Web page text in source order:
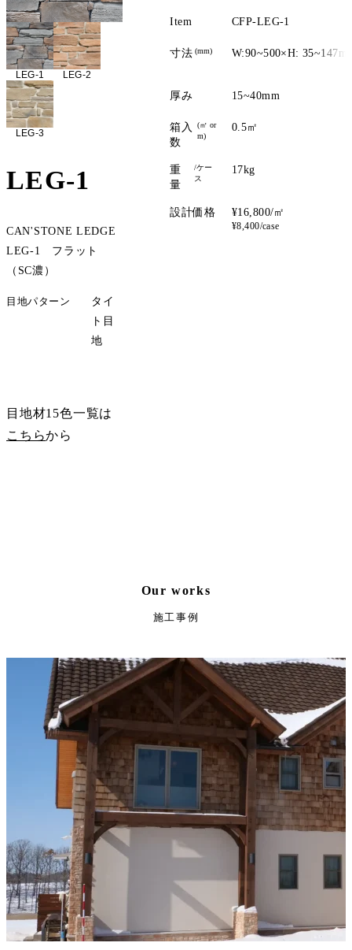
LEG-1 LEG-2
LEG-3
LEG-1
CAN'STONE LEDGE
LEG-1 フラット
（SC濃）
目地パターン
タイ
ト目
地
目地材15色一覧は
こちらから
Item
寸法 (mm)
厚み
箱入
数
(㎡ or
m)
重
量
/ケー
ス
設計価格
CFP-LEG-1
W:90~500×H:
15~40mm
0.5㎡
17kg
¥16,800/㎡
¥8,400/case
Our works
施工事例